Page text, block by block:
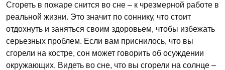
Сгореть в пожаре снится во сне – к чрезмерной работе в
реальной жизни. Это значит по соннику, что стоит
отдохнуть и заняться своим здоровьем, чтобы избежать
серьезных проблем. Если вам приснилось, что вы
сгорели на костре, сон может говорить об осуждении
окружающих. Видеть во сне, что вы сгорели на солнце –